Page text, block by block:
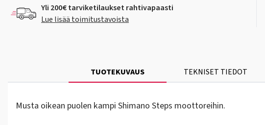
Yli 200€ tarviketilaukset rahtivapaasti
Lue lisää toimitustavoista
TUOTEKUVAUS TEKNISET TIEDOT
Musta oikean puolen kampi Shimano Steps moottoreihin.